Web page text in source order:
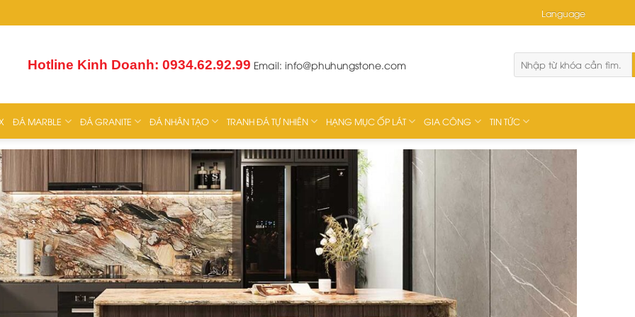
Hotline Kinh Doanh: 0934.62.92.99 Email: info@phuhungstone.com
ĐÁ MARBLE ĐÁ GRANITE ĐÁ NHÂN TẠO TRANH ĐÁ TỰ NHIÊN HẠNG MỤC ỐP LÁT GIA CÔNG TIN TỨC
Language